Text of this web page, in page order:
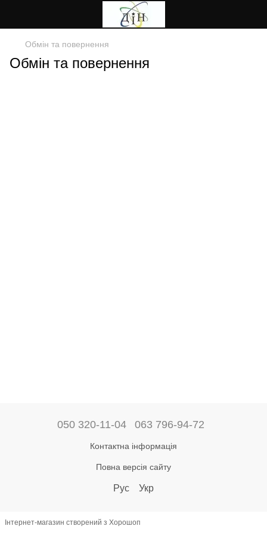
Обмін та повернення
Обмін та повернення
050 320-11-04 063 796-94-72
Контактна інформація
Повна версія сайту
Рус Укр
Інтернет-магазин створений з Хорошоп